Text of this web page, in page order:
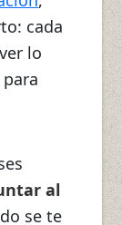
cada
lo
al
se te